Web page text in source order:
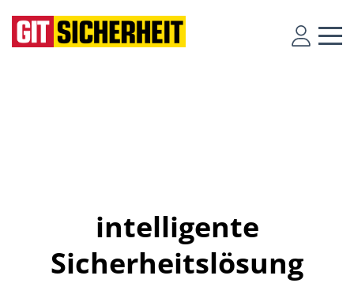
intelligente
Sicherheitslösung